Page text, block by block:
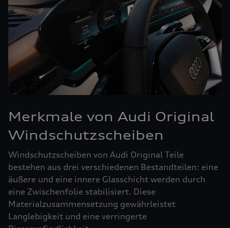
Merkmale von Audi Original
Windschutzscheiben
Windschutzscheiben von Audi Original Teile
bestehen aus drei verschiedenen Bestandteilen: eine
äußere und eine innere Glasschicht werden durch
eine Zwischenfolie stabilisiert. Diese
Materialzusammensetzung gewährleistet
Langlebigkeit und eine verringerte